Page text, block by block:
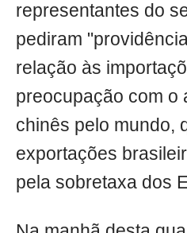
representantes do
pediram
relação às
preocupação com o
chinês pelo mundo,
exportações
pela sobretaxa dos